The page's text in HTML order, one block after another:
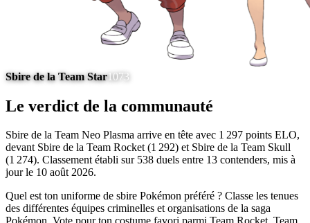
Sbire de la Team Star1073
Le verdict de la communauté
Sbire de la Team Neo Plasma arrive en tête avec 1 297 points ELO,
devant Sbire de la Team Rocket (1 292) et Sbire de la Team Skull
(1 274). Classement établi sur 538 duels entre 13 contenders, mis à
jour le 10 août 2026.
Quel est ton uniforme de sbire Pokémon préféré ? Classe les tenues
des différentes équipes criminelles et organisations de la saga